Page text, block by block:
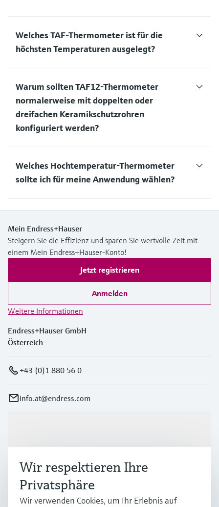
Welches TAF-Thermometer ist für die
höchsten Temperaturen ausgelegt?
Warum sollten TAF12-Thermometer
normalerweise mit doppelten oder
dreifachen Keramikschutzrohren
konfiguriert werden?
Welches Hochtemperatur-Thermometer
sollte ich für meine Anwendung wählen?
Mein Endress+Hauser
Steigern Sie die Effizienz und sparen Sie wertvolle Zeit mit
einem Mein Endress+Hauser-Konto!
Jetzt registrieren
Anmelden
Weitere Informationen
Endress+Hauser GmbH
Österreich
+43 (0)1 880 56 0
info.at@endress.com
Branchen
Support
Wir respektieren Ihre
Privatsphäre
Wir verwenden Cookies, um Ihr Erlebnis auf